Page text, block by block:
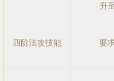
升
四阶法攻技能 要